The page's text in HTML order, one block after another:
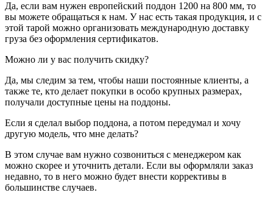
Да, если вам нужен европейский поддон 1200 на 800 мм, то
вы можете обращаться к нам. У нас есть такая продукция, и с
этой тарой можно организовать международную доставку
груза без оформления сертификатов.
Можно ли у вас получить скидку?
Да, мы следим за тем, чтобы наши постоянные клиенты, а
также те, кто делает покупки в особо крупных размерах,
получали доступные цены на поддоны.
Если я сделал выбор поддона, а потом передумал и хочу
другую модель, что мне делать?
В этом случае вам нужно созвониться с менеджером как
можно скорее и уточнить детали. Если вы оформляли заказ
недавно, то в него можно будет внести коррективы в
большинстве случаев.